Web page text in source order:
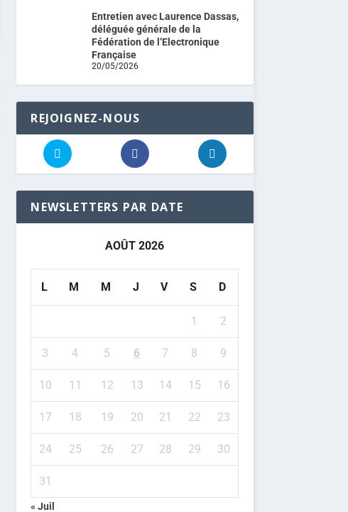
Entretien avec Laurence Dassas,
déléguée générale de la
Fédération de l’Electronique
Française
20/05/2026
REJOIGNEZ-NOUS
NEWSLETTERS PAR DATE
AOÛT 2026
L M M J V S D
1 2
3 4 5 6 7 8 9
10 11 12 13 14 15 16
17 18 19 20 21 22 23
24 25 26 27 28 29 30
31
« Juil